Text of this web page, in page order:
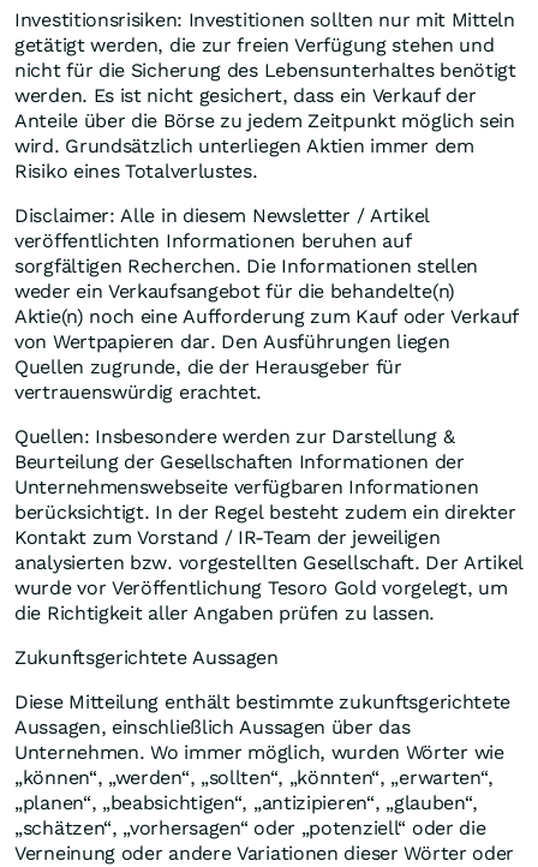
Investitionsrisiken: Investitionen sollten nur mit Mitteln
getätigt werden, die zur freien Verfügung stehen und
nicht für die Sicherung des Lebensunterhaltes benötigt
werden. Es ist nicht gesichert, dass ein Verkauf der
Anteile über die Börse zu jedem Zeitpunkt möglich sein
wird. Grundsätzlich unterliegen Aktien immer dem
Risiko eines Totalverlustes.
Disclaimer: Alle in diesem Newsletter / Artikel
veröffentlichten Informationen beruhen auf
sorgfältigen Recherchen. Die Informationen stellen
weder ein Verkaufsangebot für die behandelte(n)
Aktie(n) noch eine Aufforderung zum Kauf oder Verkauf
von Wertpapieren dar. Den Ausführungen liegen
Quellen zugrunde, die der Herausgeber für
vertrauenswürdig erachtet.
Quellen: Insbesondere werden zur Darstellung &
Beurteilung der Gesellschaften Informationen der
Unternehmenswebseite verfügbaren Informationen
berücksichtigt. In der Regel besteht zudem ein direkter
Kontakt zum Vorstand / IR-Team der jeweiligen
analysierten bzw. vorgestellten Gesellschaft. Der Artikel
wurde vor Veröffentlichung Tesoro Gold vorgelegt, um
die Richtigkeit aller Angaben prüfen zu lassen.
Zukunftsgerichtete Aussagen
Diese Mitteilung enthält bestimmte zukunftsgerichtete
Aussagen, einschließlich Aussagen über das
Unternehmen. Wo immer möglich, wurden Wörter wie
„können“, „werden“, „sollten“, „könnten“, „erwarten“,
„planen“, „beabsichtigen“, „antizipieren“, „glauben“,
„schätzen“, „vorhersagen“ oder „potenziell“ oder die
Verneinung oder andere Variationen dieser Wörter oder